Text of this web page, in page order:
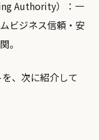
Authority）：一
ビジネス信頼・安
。
、次に紹介して